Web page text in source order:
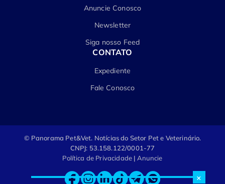
×
Anuncie Conosco
Newsletter
Siga nosso Feed
CONTATO
Expediente
Fale Conosco
© Panorama Pet&Vet. Notícias do Setor Pet e Veterinário.
CNPJ: 53.158.122/0001-77
Política de Privacidade | Anuncie